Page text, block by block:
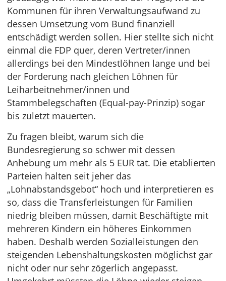
Kommunen für ihren Verwaltungsaufwand zu
dessen Umsetzung vom Bund finanziell
entschädigt werden sollen. Hier stellte sich nicht
einmal die FDP quer, deren Vertreter/innen
allerdings bei den Mindestlöhnen lange und bei
der Forderung nach gleichen Löhnen für
Leiharbeitnehmer/innen und
Stammbelegschaften (Equal-pay-Prinzip) sogar
bis zuletzt mauerten.
Zu fragen bleibt, warum sich die
Bundesregierung so schwer mit dessen
Anhebung um mehr als 5 EUR tat. Die etablierten
Parteien halten seit jeher das
„Lohnabstandsgebot“ hoch und interpretieren es
so, dass die Transferleistungen für Familien
niedrig bleiben müssen, damit Beschäftigte mit
mehreren Kindern ein höheres Einkommen
haben. Deshalb werden Sozialleistungen den
steigenden Lebenshaltungskosten möglichst gar
nicht oder nur sehr zögerlich angepasst.